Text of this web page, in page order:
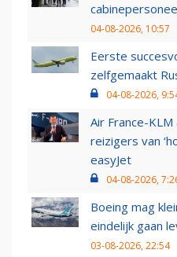
04-08-2026, 10:57
Eerste
zelfgemaakt
04-08-2026,
Air France-
reizigers van
easyJet
04-08-2026,
Boeing mag
eindelijk gaan
03-08-2026, 22:54